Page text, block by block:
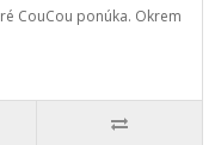
CouCou ponúka. Okrem